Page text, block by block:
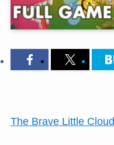
The Brave Little Cloud